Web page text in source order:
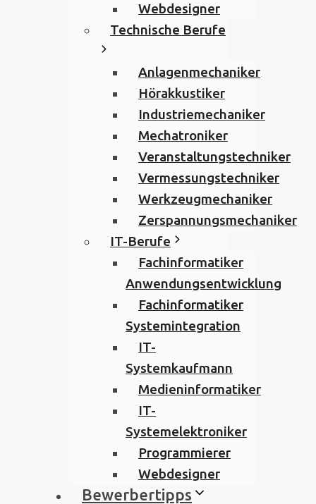
Webdesigner
Technische Berufe
Anlagenmechaniker
Hörakkustiker
Industriemechaniker
Mechatroniker
Veranstaltungstechniker
Vermessungstechniker
Werkzeugmechaniker
Zerspannungsmechaniker
IT-Berufe
Fachinformatiker
Anwendungsentwicklung
Fachinformatiker
Systemintegration
IT-
Systemkaufmann
Medieninformatiker
IT-
Systemelektroniker
Programmierer
Webdesigner
Bewerbertipps